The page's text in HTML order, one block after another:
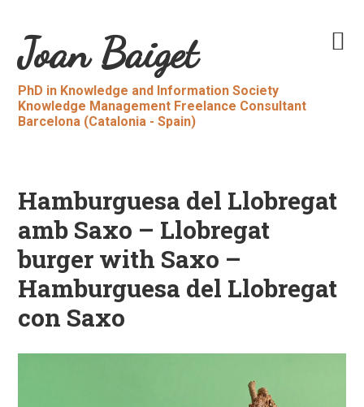
primary
navigation
content
Joan Baiget
PhD in Knowledge and Information Society
Knowledge Management Freelance Consultant
Barcelona (Catalonia - Spain)
Main
navigation
Hamburguesa del Llobregat
amb Saxo – Llobregat
burger with Saxo –
Hamburguesa del Llobregat
con Saxo